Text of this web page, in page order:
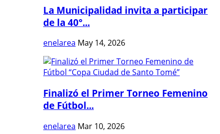
La Municipalidad invita a participar
de la 40°...
enelarea May 14, 2026
Finalizó el Primer Torneo Femenino
de Fútbol...
enelarea Mar 10, 2026